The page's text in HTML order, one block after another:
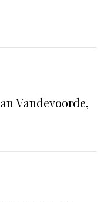
Vandevoorde,